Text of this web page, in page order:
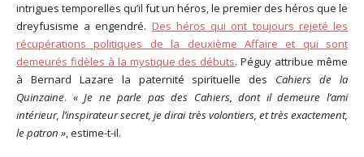
intrigues temporelles qu’il fut un héros, le premier des héros que le
dreyfusisme a engendré. Des héros qui ont toujours rejeté les
récupérations politiques de la deuxième Affaire et qui sont
demeurés fidèles à la mystique des débuts. Péguy attribue même
à Bernard Lazare la paternité spirituelle des Cahiers de la
Quinzaine. « Je ne parle pas des Cahiers, dont il demeure l’ami
intérieur, l’inspirateur secret, je dirai très volontiers, et très exactement,
le patron », estime-t-il.